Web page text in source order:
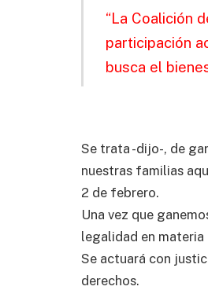
“La Coalición
participación
busca el
Se trata -dijo-, de
nuestras familias
2 de febrero.
Una vez que
legalidad en materia
Se actuará con
derechos.